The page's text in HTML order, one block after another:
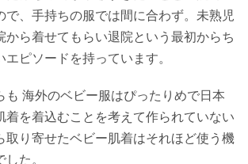
で、手持ちの服では間に合わず。未熟児
から着せてもらい退院という最初からち
エピソードを持っています。
も 海外のベビー服はぴったりめで日本
着を着込むことを考えて作られていない
取り寄せたベビー肌着はそれほど使う機
た。